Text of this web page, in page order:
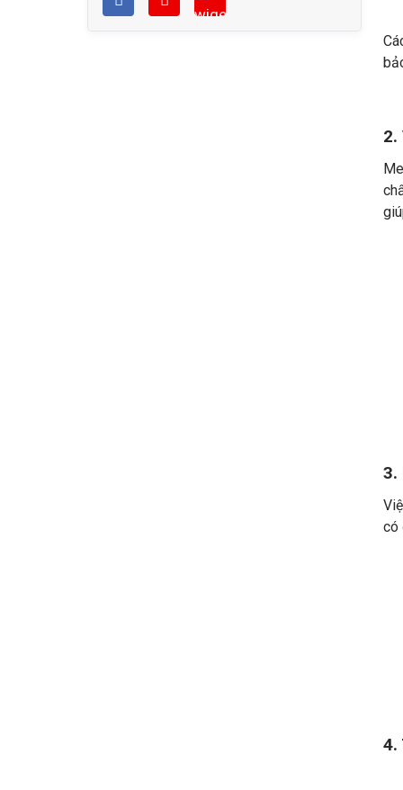
2.
3.
có
4.